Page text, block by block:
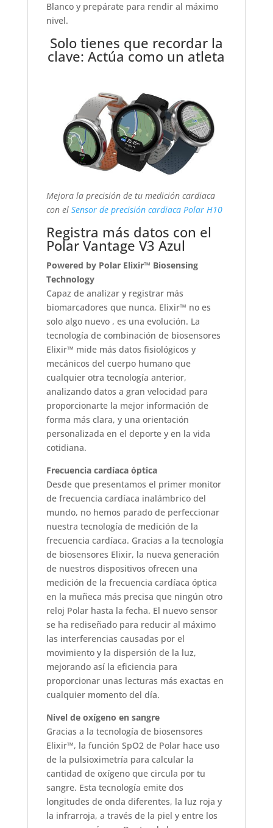
Blanco y prepárate para rendir al máximo
nivel.
Solo tienes que recordar la
clave: Actúa como un atleta
Mejora la precisión de tu medición cardiaca
con el Sensor de precisión cardiaca Polar H10
Registra más datos con el
Polar Vantage V3 Azul
Powered by Polar Elixir™ Biosensing
Technology
Capaz de analizar y registrar más
biomarcadores que nunca, Elixir™ no es
solo algo nuevo , es una evolución. La
tecnología de combinación de biosensores
Elixir™ mide más datos fisiológicos y
mecánicos del cuerpo humano que
cualquier otra tecnología anterior,
analizando datos a gran velocidad para
proporcionarte la mejor información de
forma más clara, y una orientación
personalizada en el deporte y en la vida
cotidiana.
Frecuencia cardíaca óptica
Desde que presentamos el primer monitor
de frecuencia cardíaca inalámbrico del
mundo, no hemos parado de perfeccionar
nuestra tecnología de medición de la
frecuencia cardíaca. Gracias a la tecnología
de biosensores Elixir, la nueva generación
de nuestros dispositivos ofrecen una
medición de la frecuencia cardíaca óptica
en la muñeca más precisa que ningún otro
reloj Polar hasta la fecha. El nuevo sensor
se ha rediseñado para reducir al máximo
las interferencias causadas por el
movimiento y la dispersión de la luz,
mejorando así la eficiencia para
proporcionar unas lecturas más exactas en
cualquier momento del día.
Nivel de oxígeno en sangre
Gracias a la tecnología de biosensores
Elixir™, la función SpO2 de Polar hace uso
de la pulsioximetría para calcular la
cantidad de oxígeno que circula por tu
sangre. Esta tecnología emite dos
longitudes de onda diferentes, la luz roja y
la infrarroja, a través de la piel y entre los